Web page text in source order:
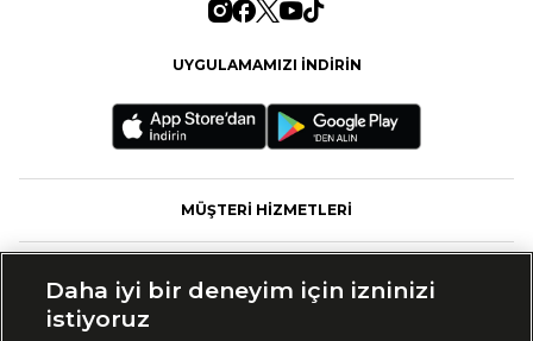
UYGULAMAMIZI İNDİRİN
MÜŞTERİ HİZMETLERİ
Daha iyi bir deneyim için izninizi
istiyoruz